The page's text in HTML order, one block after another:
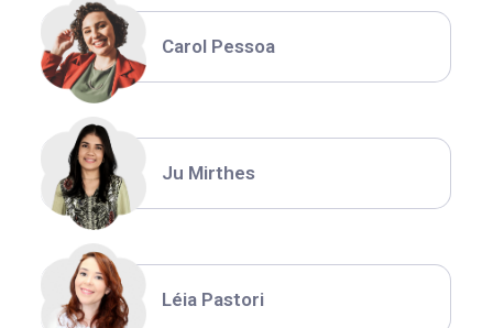
Carol Pessoa
Ju Mirthes
Léia Pastori